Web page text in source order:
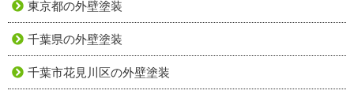
東京都の外壁塗装
千葉県の外壁塗装
千葉市花見川区の外壁塗装